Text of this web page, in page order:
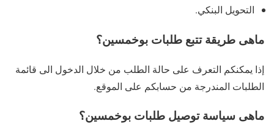
التحويل البنكي.
ماهى طريقة تتبع طلبات بوخمسين؟
إذا يمكنكم التعرف على حالة الطلب من خلال الدخول الى قائمة
الطلبات المندرجة من حسابكم على الموقع.
ماهى سياسة توصيل طلبات بوخمسين؟